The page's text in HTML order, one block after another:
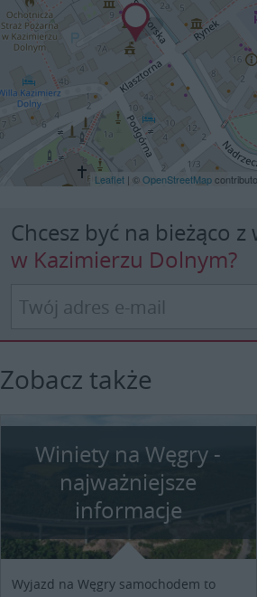
Leaflet| ©OpenStreetMap
Chcesz być na bieżąco
w Kazimierzu Dolnym?
Zobacz także
Winiety na Węgry -
najważniejsze
informacje
Wyjazd na Węgry samochodem to